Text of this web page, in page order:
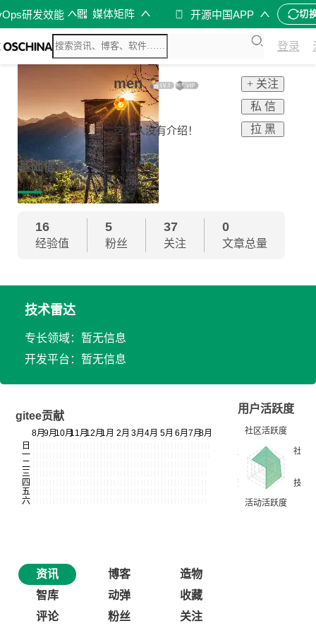
研发效能 媒体矩阵 开源中国APP 切
登录
men
这个人没有介绍！
+ 关注
私 信
拉 黑
基础信息
16
经验值
5
粉丝
37
关注
0
文章总量
技术雷达
专长领域：暂无信息
开发平台：暂无信息
gitee贡献
用户活跃度
资讯 博客
造物
智库
动弹
收藏
评论
粉丝 关注